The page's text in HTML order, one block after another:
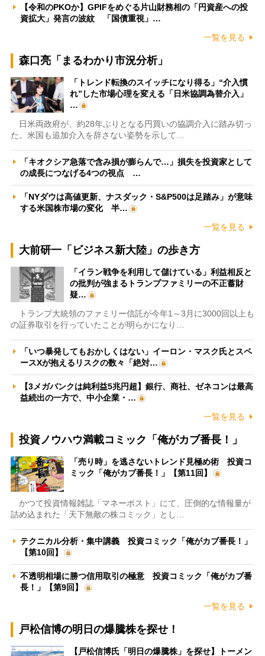
【令和のPKOか】GPIFをめぐる片山財務相の「円資産への投
資拡大」発言の波紋 「国債重視」…
一覧を見る
森口亮「まるわかり市況分析」
「トレンド転換のスイッチになり得る」“介入慣
れ”した市場心理を変える「日米協調為替介入」
…
日米両政府が、約28年ぶりとなる円買いの協調介入に踏み切っ
た。米国も追加介入を辞さない姿勢を示して…
「キオクシア急落で含み損が膨らんで…」損失を投資家として
の成長につなげる4つの視点 …
「NYダウは高値更新、ナスダック・S&P500は足踏み」が意味
する米国株市場の変化 半…
一覧を見る
大前研一「ビジネス新大陸」の歩き方
「イラン戦争を利用して儲けている」利益相反と
の批判が強まるトランプファミリーの不正蓄財
疑…
トランプ大統領のファミリー信託が今年1～3月に3000回以上も
の証券取引を行っていたことが明らかになり…
「いつ暴発してもおかしくはない」イーロン・マスク氏とスペ
ースXが抱えるリスクの数々「絶対…
【3メガバンクは純利益5兆円超】銀行、商社、ゼネコンは最高
益続出の一方で、中小企業・…
一覧を見る
投資ノウハウ満載コミック「俺がカブ番長！」
「売り時」を逃さないトレンド見極め術 投資コ
ミック「俺がカブ番長！」【第11回】
かつて投資情報雑誌「マネーポスト」にて、圧倒的な情報量が
詰め込まれた「天下無敵の株コミック」とし…
テクニカル分析・集中講義 投資コミック「俺がカブ番長！」
【第10回】
不透明相場に勝つ信用取引の極意 投資コミック「俺がカブ番
長！」【第9回】
一覧を見る
戸松信博の明日の爆騰株を探せ！
【戸松信博氏「明日の爆騰株」を探せ】トーメン